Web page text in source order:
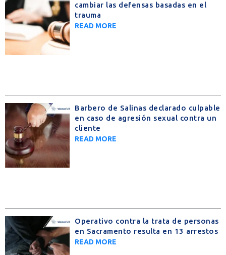
cambiar las defensas basadas en el
trauma
READ MORE
Barbero de Salinas declarado culpable
en caso de agresión sexual contra un
cliente
READ MORE
Operativo contra la trata de personas
en Sacramento resulta en 13 arrestos
READ MORE